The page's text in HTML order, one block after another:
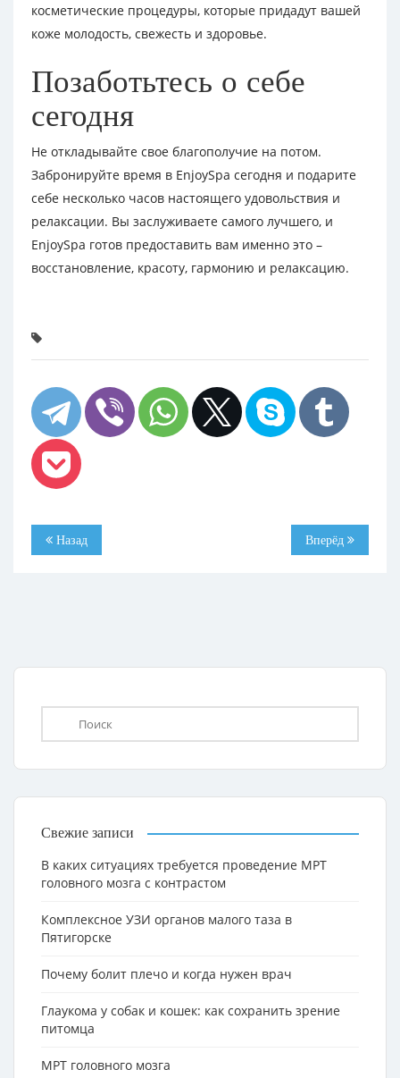
косметические процедуры, которые придадут вашей
коже молодость, свежесть и здоровье.
Позаботьтесь о себе
сегодня
Не откладывайте свое благополучие на потом.
Забронируйте время в EnjoySpa сегодня и подарите
себе несколько часов настоящего удовольствия и
релаксации. Вы заслуживаете самого лучшего, и
EnjoySpa готов предоставить вам именно это –
восстановление, красоту, гармонию и релаксацию.
Назад Вперёд
Свежие записи
В каких ситуациях требуется проведение МРТ
головного мозга с контрастом
Комплексное УЗИ органов малого таза в
Пятигорске
Почему болит плечо и когда нужен врач
Глаукома у собак и кошек: как сохранить зрение
питомца
МРТ головного мозга